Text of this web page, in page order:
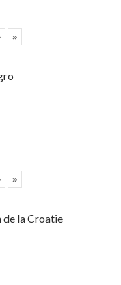
»
»
de la Croatie